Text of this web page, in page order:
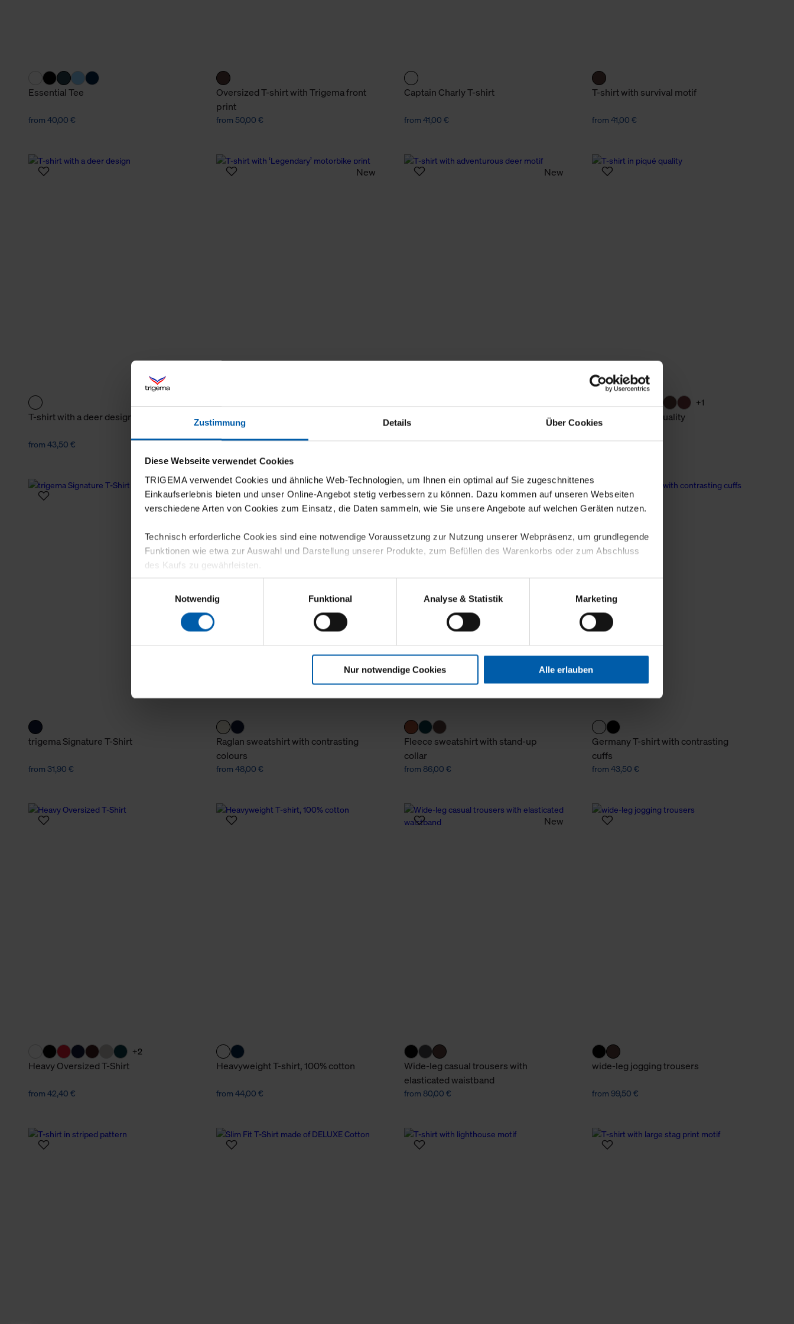
Zustimmung Details Über Cookies
Diese Webseite verwendet Cookies
TRIGEMA verwendet Cookies und ähnliche Web-Technologien, um Ihnen ein optimal auf Sie zugeschnittenes
Einkaufserlebnis bieten und unser Online-Angebot stetig verbessern zu können. Dazu kommen auf unseren Webseiten
verschiedene Arten von Cookies zum Einsatz, die Daten sammeln, wie Sie unsere Angebote auf welchen Geräten nutzen.
Technisch erforderliche Cookies sind eine notwendige Voraussetzung zur Nutzung unserer Webpräsenz, um grundlegende
Funktionen wie etwa zur Auswahl und Darstellung unserer Produkte, zum Befüllen des Warenkorbs oder zum Abschluss
des Kaufs zu gewährleisten.
Für die Darstellung personalisierter Angebote, Anzeigen und Inhalte aufgrund Ihres Nutzerverhaltens und Ihres Profils
sowie für Marketing-, Statistik- und Tracking-Zwecke zur Analyse und Optimierung unserer Webpräsenz speichern wir
personenbezogene Informationen. Diese übermitteln wir in anonymisierter Form an Dritte wie etwa unsere
Klicken Sie auf "Alle erlauben", damit wir alle Cookies und Web-Technologien für Ihr personalisiertes Einkaufserlebnis
verwenden dürfen. Über die jeweiligen Schaltflächen können Sie die Arten der Cookies selbst festlegen, die Sie erlauben
Über den Reiter „Details“ erfahren Sie weiterführende Informationen über die jeweiligen Cookies und ihren
Verwendungszweck. Bei „Über Cookies“ können Sie allgemeine Informationen über Cookies einsehen. Über den
verbundene Verwendung der Cookies sowie die bis zum Zeitpunkt der Änderung gesammelten Daten.
Notwendig
Funktional Analyse & Statistik Marketing
Nur notwendige Cookies Alle erlauben
Essential Tee
from 40,00 €
Oversized T-shirt with Trigema front
print
from 50,00 €
Captain Charly T-shirt
from 41,00 €
T-shirt with survival motif
from 41,00 €
T-shirt with a deer design
from 43,50 €
print
from 43,50 €
New
T-shirt with adventurous deer motif
from 41,00 €
New
+1
T-shirt in piqué quality
from 37,90 €
trigema Signature T-Shirt
from 31,90 €
Raglan sweatshirt with contrasting
colours
from 48,00 €
New
Fleece sweatshirt with stand-up
collar
from 86,00 €
New
Germany T-shirt with contrasting
cuffs
from 43,50 €
+2
Heavy Oversized T-Shirt
from 42,40 €
Heavyweight T-shirt, 100% cotton
from 44,00 €
Wide-leg casual trousers with
elasticated waistband
from 80,00 €
New
wide-leg jogging trousers
from 99,50 €